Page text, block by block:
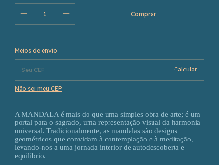
Entregas para o CEP:
Meios de envio
Calcular
Não sei meu CEP
A MANDALA é mais do que uma simples obra de arte; é um
portal para o sagrado, uma representação visual da harmonia
universal. Tradicionalmente, as mandalas são designs
geométricos que convidam à contemplação e à meditação,
levando-nos a uma jornada interior de autodescoberta e
equilíbrio.